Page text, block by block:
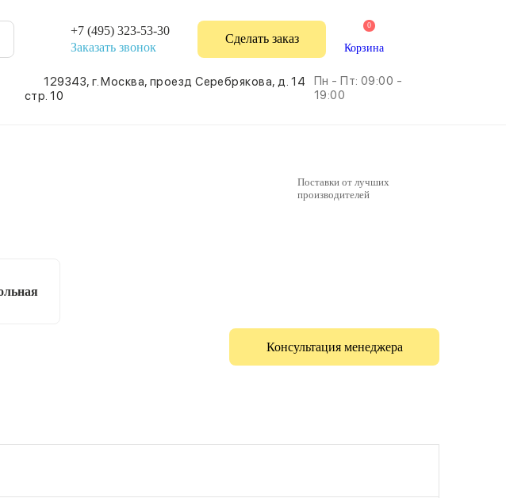
+7 (495) 323-53-30
Заказать звонок
Сделать заказ
0
Корзина
129343, г. Москва, проезд Серебрякова, д. 14
стр. 10
Пн - Пт: 09:00 -
19:00
Поставки от лучших
производителей
Консультация менеджера